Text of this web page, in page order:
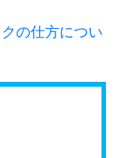
の仕方につい